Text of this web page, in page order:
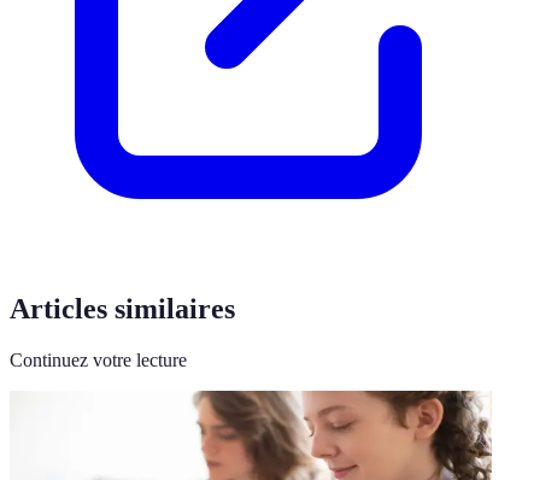
Articles similaires
Continuez votre lecture